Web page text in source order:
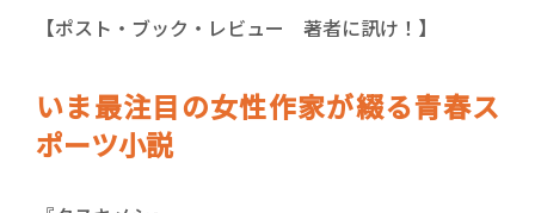
【ポスト・ブック・レビュー 著者に訊け！】
いま最注目の女性作家が綴る青春ス
ポーツ小説